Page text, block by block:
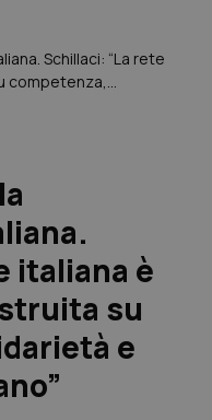
Schillaci: “La rete
competenza,
italiana è
su
e